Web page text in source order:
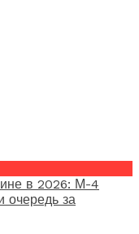
в 2026: М-4
очередь за